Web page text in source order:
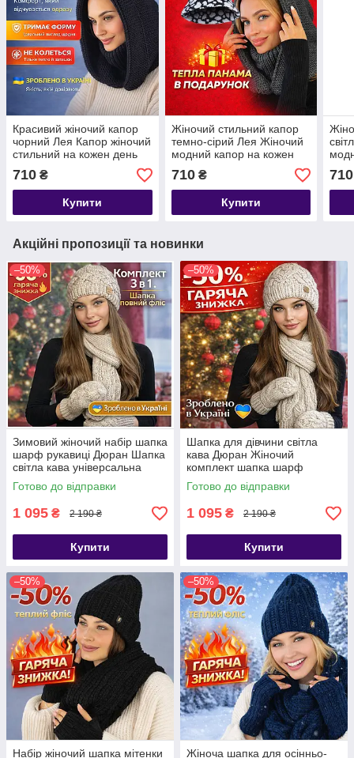
Красивий жіночий капор
чорний Лея Капор жіночий
стильний на кожен день
710 ₴
Купити
Жіночий стильний капор
темно-сірий Лея Жіночий
модний капор на кожен
день
710₴
Купити
день
710
Акційні пропозиції та новинки
–50%
Зимовий жіночий набір шапка
шарф рукавиці Дюран Шапка
світла кава універсальна
жіноча
Готово до відправки
1 095 ₴ 2 190 ₴
Купити
–50%
Шапка для дівчини світла
кава Дюран Жіночий
комплект шапка шарф
рукавиці
Готово до відправки
1 095 ₴ 2 190 ₴
Купити
–50%
Набір жіночий шапка мітенки
–50%
Жіноча шапка для осінньо-